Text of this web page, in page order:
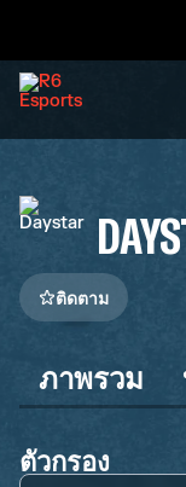
ติดตาม
ภาพรวม
ตัวกรอง